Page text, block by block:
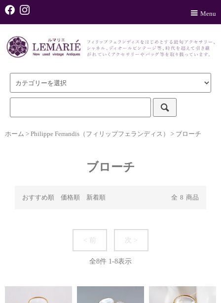
Menu
ホーム > Philippe Ferrandis（フィリップフェランディス） > ブローチ
ブローチ
おすすめ順 価格順 新着順 全 8 商品
< 前 次 >
全8件 1-8表示